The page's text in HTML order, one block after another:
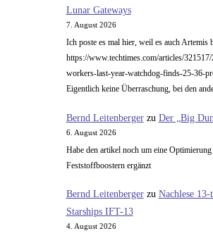
Lunar Gateways
7. August 2026
Ich poste es mal hier, weil es auch Artemis
https://www.techtimes.com/articles/
workers-last-year-watchdog-finds-25-36-
Eigentlich keine Überraschung, bei den
Bernd Leitenbergerzu Der „Big
6. August 2026
Habe den artikel noch um eine
Feststoffboostern ergänzt
Bernd Leitenbergerzu Nachlese 13-
Starships IFT-13
4. August 2026